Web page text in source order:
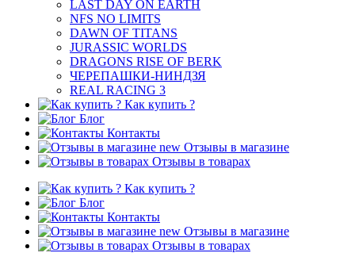
LAST DAY ON EARTH
NFS NO LIMITS
DAWN OF TITANS
JURASSIC WORLDS
DRAGONS RISE OF BERK
ЧЕРЕПАШКИ-НИНДЗЯ
REAL RACING 3
Как купить ?
Блог
Контакты
new Отзывы в магазине
Отзывы в товарах
Как купить ?
Блог
Контакты
new Отзывы в магазине
Отзывы в товарах